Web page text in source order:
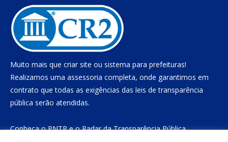
Muito mais que criar site ou sistema para prefeituras!
Realizamos uma assessoria completa, onde garantimos em
contrato que todas as exigências das leis de transparência
pública serão atendidas.
Conheça oPNTPe oRadar da Transparência Pública